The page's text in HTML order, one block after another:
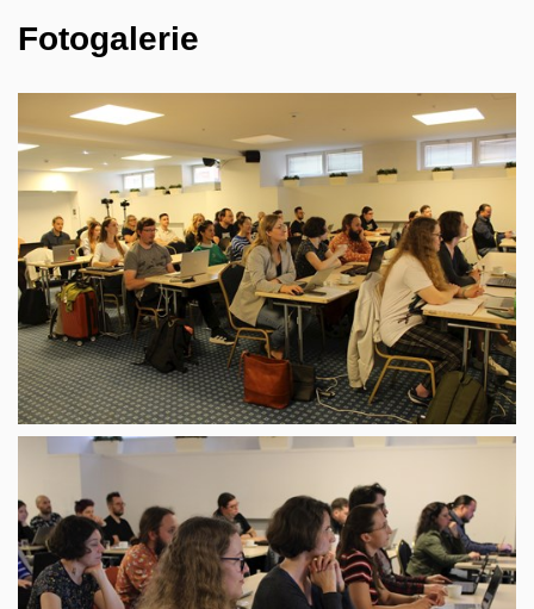
Fotogalerie